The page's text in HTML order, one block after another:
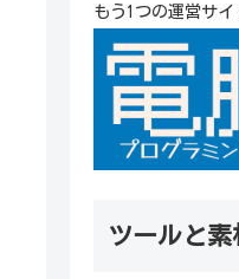
もう1つの運営サイ
ツールと素